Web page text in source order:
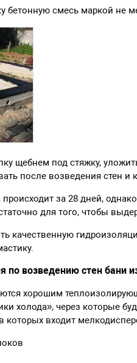
бетонную смесь маркой не
щебнем под стяжку,
после возведения стен и
за 28 дней,
для того, чтобы
качественную
по возведению стен бани
хорошим
холода», через которые
которых входит